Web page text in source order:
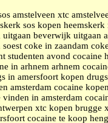
amstelveen xtc
sos kopen
beverwijk uitgaan
coke in zaandam
studenten avond
in arhnem arhnem
in amersfoort kopen
amsterdam cocaine
vinden in amsterdam
xtc kopen brugge
cocaine te koop